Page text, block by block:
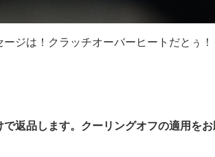
ジは！クラッチオーバーヒートだとぅ
で返品します。クーリングオフの適用を